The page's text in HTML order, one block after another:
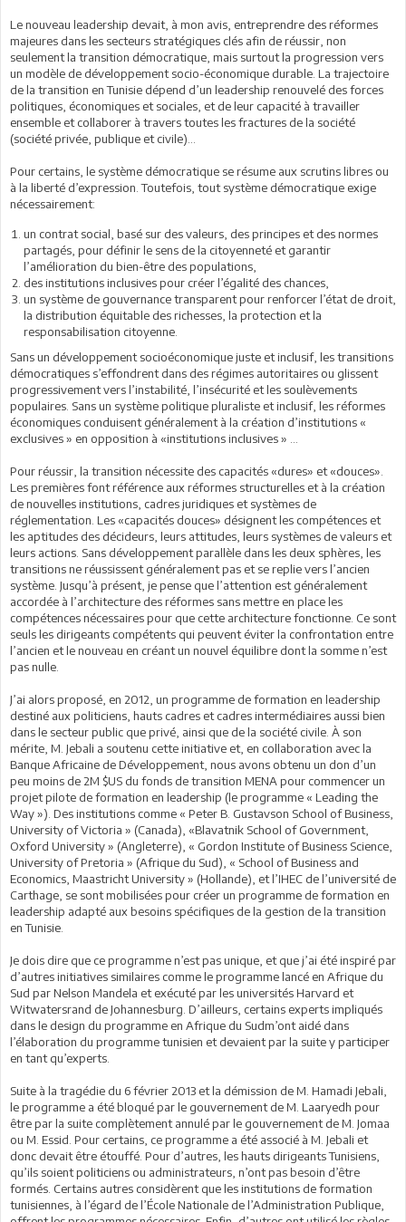
Le nouveau leadership devait, à mon avis, entreprendre des réformes
majeures dans les secteurs stratégiques clés afin de réussir, non
seulement la transition démocratique, mais surtout la progression vers
un modèle de développement socio-économique durable. La trajectoire
de la transition en Tunisie dépend d’un leadership renouvelé des forces
politiques, économiques et sociales, et de leur capacité à travailler
ensemble et collaborer à travers toutes les fractures de la société
(société privée, publique et civile)...
Pour certains, le système démocratique se résume aux scrutins libres ou
à la liberté d’expression. Toutefois, tout système démocratique exige
nécessairement:
un contrat social, basé sur des valeurs, des principes et des normes
partagés, pour définir le sens de la citoyenneté et garantir
l’amélioration du bien-être des populations,
des institutions inclusives pour créer l’égalité des chances,
un système de gouvernance transparent pour renforcer l’état de droit,
la distribution équitable des richesses, la protection et la
responsabilisation citoyenne.
Sans un développement socioéconomique juste et inclusif, les transitions
démocratiques s’effondrent dans des régimes autoritaires ou glissent
progressivement vers l’instabilité, l’insécurité et les soulèvements
populaires. Sans un système politique pluraliste et inclusif, les réformes
économiques conduisent généralement à la création d’institutions «
exclusives » en opposition à «institutions inclusives » ...
Pour réussir, la transition nécessite des capacités «dures» et «douces».
Les premières font référence aux réformes structurelles et à la création
de nouvelles institutions, cadres juridiques et systèmes de
réglementation. Les «capacités douces» désignent les compétences et
les aptitudes des décideurs, leurs attitudes, leurs systèmes de valeurs et
leurs actions. Sans développement parallèle dans les deux sphères, les
transitions ne réussissent généralement pas et se replie vers l’ancien
système. Jusqu’à présent, je pense que l’attention est généralement
accordée à l’architecture des réformes sans mettre en place les
compétences nécessaires pour que cette architecture fonctionne. Ce sont
seuls les dirigeants compétents qui peuvent éviter la confrontation entre
l’ancien et le nouveau en créant un nouvel équilibre dont la somme n’est
pas nulle.
J’ai alors proposé, en 2012, un programme de formation en leadership
destiné aux politiciens, hauts cadres et cadres intermédiaires aussi bien
dans le secteur public que privé, ainsi que de la société civile. À son
mérite, M. Jebali a soutenu cette initiative et, en collaboration avec la
Banque Africaine de Développement, nous avons obtenu un don d’un
peu moins de 2M $US du fonds de transition MENA pour commencer un
projet pilote de formation en leadership (le programme « Leading the
Way »). Des institutions comme « Peter B. Gustavson School of Business,
University of Victoria » (Canada), «Blavatnik School of Government,
Oxford University » (Angleterre), « Gordon Institute of Business Science,
University of Pretoria » (Afrique du Sud), « School of Business and
Economics, Maastricht University » (Hollande), et l’IHEC de l’université de
Carthage, se sont mobilisées pour créer un programme de formation en
leadership adapté aux besoins spécifiques de la gestion de la transition
en Tunisie.
Je dois dire que ce programme n’est pas unique, et que j’ai été inspiré par
d’autres initiatives similaires comme le programme lancé en Afrique du
Sud par Nelson Mandela et exécuté par les universités Harvard et
Witwatersrand de Johannesburg. D’ailleurs, certains experts impliqués
dans le design du programme en Afrique du Sudm’ont aidé dans
l’élaboration du programme tunisien et devaient par la suite y participer
en tant qu’experts.
Suite à la tragédie du 6 février 2013 et la démission de M. Hamadi Jebali,
le programme a été bloqué par le gouvernement de M. Laaryedh pour
être par la suite complètement annulé par le gouvernement de M. Jomaa
ou M. Essid. Pour certains, ce programme a été associé à M. Jebali et
donc devait être étouffé. Pour d’autres, les hauts dirigeants Tunisiens,
qu’ils soient politiciens ou administrateurs, n’ont pas besoin d’être
formés. Certains autres considèrent que les institutions de formation
tunisiennes, à l’égard de l’École Nationale de l’Administration Publique,